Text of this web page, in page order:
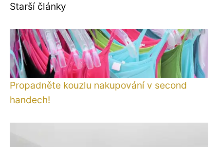
Starší články
Propadněte kouzlu nakupování v second
handech!